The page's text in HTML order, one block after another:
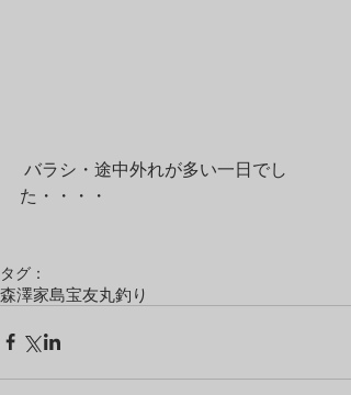
た・・・・
タグ：
森澤家島宝友丸釣り